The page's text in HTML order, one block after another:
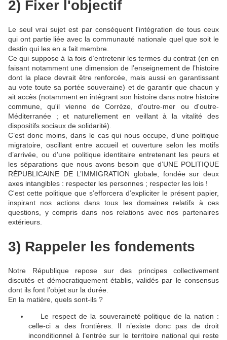
2) Fixer l'objectif
Le seul vrai sujet est par conséquent l'intégration de tous ceux
qui ont partie liée avec la communauté nationale quel que soit le
destin qui les en a fait membre.
Ce qui suppose à la fois d’entretenir les termes du contrat (en en
faisant notamment une dimension de l’enseignement de l’histoire
dont la place devrait être renforcée, mais aussi en garantissant
au vote toute sa portée souveraine) et de garantir que chacun y
ait accès (notamment en intégrant son histoire dans notre histoire
commune, qu'il vienne de Corrèze, d'outre-mer ou d'outre-
Méditerranée ; et naturellement en veillant à la vitalité des
dispositifs sociaux de solidarité).
C’est donc moins, dans le cas qui nous occupe, d’une politique
migratoire, oscillant entre accueil et ouverture selon les motifs
d’arrivée, ou d'une politique identitaire entretenant les peurs et
les séparations que nous avons besoin que d’UNE POLITIQUE
RÉPUBLICAINE DE L’IMMIGRATION globale, fondée sur deux
axes intangibles : respecter les personnes ; respecter les lois !
C'est cette politique que s’efforcera d’expliciter le présent papier,
inspirant nos actions dans tous les domaines relatifs à ces
questions, y compris dans nos relations avec nos partenaires
extérieurs.
3) Rappeler les fondements
Notre République repose sur des principes collectivement
discutés et démocratiquement établis, validés par le consensus
dont ils font l’objet sur la durée.
En la matière, quels sont-ils ?
Le respect de la souveraineté politique de la nation :
celle-ci a des frontières. Il n’existe donc pas de droit
inconditionnel à l’entrée sur le territoire national qui reste